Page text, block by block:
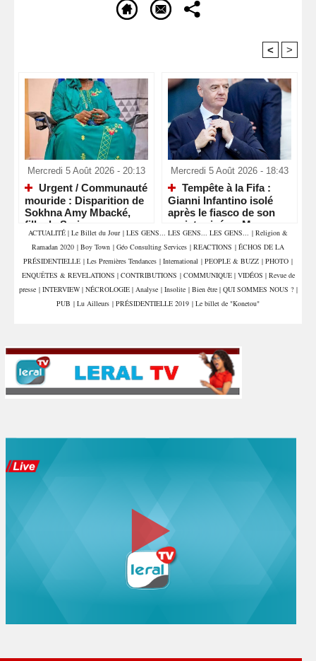
< >
Mercredi 5 Août 2026 - 20:13
Urgent / Communauté
mouride : Disparition de
Sokhna Amy Mbacké,
fille de Serigne
Mountakha Mbacké
Mercredi 5 Août 2026 - 18:43
Tempête à la Fifa :
Gianni Infantino isolé
après le fiasco de son
projet privé au Maroc
ACTUALITÉ | Le Billet du Jour | LES GENS... LES GENS... LES GENS... | Religion &
Ramadan 2020 | Boy Town | Géo Consulting Services | REACTIONS | ÉCHOS DE LA
PRÉSIDENTIELLE | Les Premières Tendances | International | PEOPLE & BUZZ | PHOTO |
ENQUÊTES & REVELATIONS | CONTRIBUTIONS | COMMUNIQUE | VIDÉOS | Revue de
presse | INTERVIEW | NÉCROLOGIE | Analyse | Insolite | Bien être | QUI SOMMES NOUS ? |
PUB | Lu Ailleurs | PRÉSIDENTIELLE 2019 | Le billet de "Konetou"